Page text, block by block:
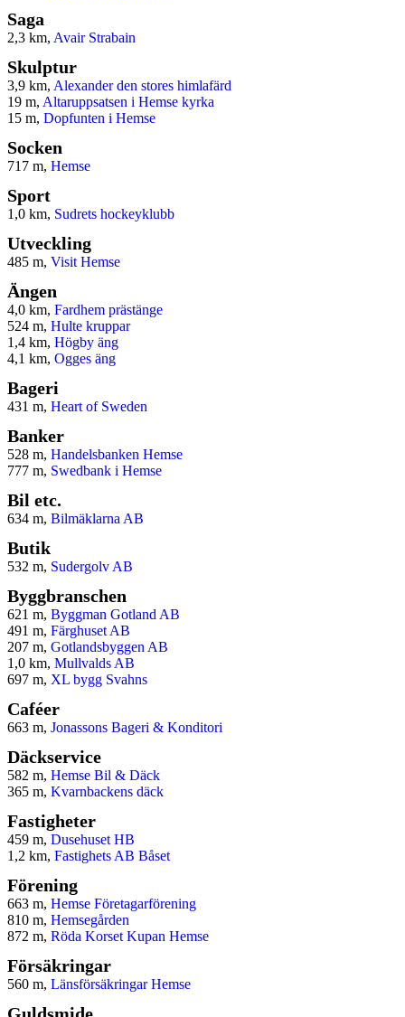
Saga
2,3 km, Avair Strabain
Skulptur
3,9 km, Alexander den stores himlafärd
19 m, Altaruppsatsen i Hemse kyrka
15 m, Dopfunten i Hemse
Socken
717 m, Hemse
Sport
1,0 km, Sudrets hockeyklubb
Utveckling
485 m, Visit Hemse
Ängen
4,0 km, Fardhem prästänge
524 m, Hulte kruppar
1,4 km, Högby äng
4,1 km, Ogges äng
Bageri
431 m, Heart of Sweden
Banker
528 m, Handelsbanken Hemse
777 m, Swedbank i Hemse
Bil etc.
634 m, Bilmäklarna AB
Butik
532 m, Sudergolv AB
Byggbranschen
621 m, Byggman Gotland AB
491 m, Färghuset AB
207 m, Gotlandsbyggen AB
1,0 km, Mullvalds AB
697 m, XL bygg Svahns
Caféer
663 m, Jonassons Bageri & Konditori
Däckservice
582 m, Hemse Bil & Däck
365 m, Kvarnbackens däck
Fastigheter
459 m, Dusehuset HB
1,2 km, Fastighets AB Båset
Förening
663 m, Hemse Företagarförening
810 m, Hemsegården
872 m, Röda Korset Kupan Hemse
Försäkringar
560 m, Länsförsäkringar Hemse